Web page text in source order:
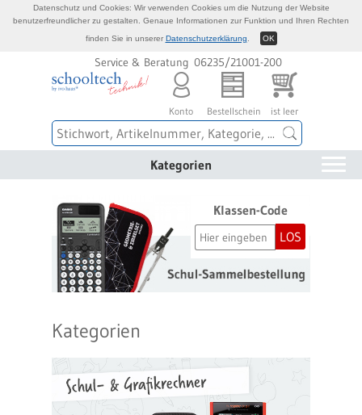
Service & Beratung 06235/21001-200
Konto Bestellschein ist leer
Kategorien
Klassen-Code
LOS
Kategorien
Datenschutz und Cookies: Wir verwenden Cookies um die Nutzung der Website
benutzerfreundlicher zu gestalten. Genaue Informationen zur Funktion und Ihren Rechten
finden Sie in unserer Datenschutzerklärung OK